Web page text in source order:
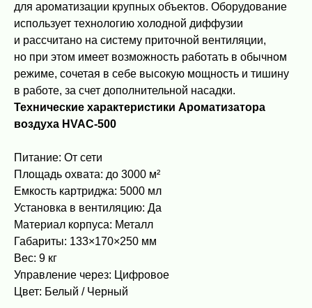
для ароматизации крупных объектов. Оборудование
использует технологию холодной диффузии
и рассчитано на систему приточной вентиляции,
но при этом имеет возможность работать в обычном
режиме, сочетая в себе высокую мощность и тишину
в работе, за счет дополнительной насадки.
Технические характеристики Ароматизатора
воздуха HVAC-500
Питание: От сети
Площадь охвата: до 3000 м²
Емкость картриджа: 5000 мл
Установка в вентиляцию: Да
Материал корпуса: Металл
Габариты: 133×170×250 мм
Вес: 9 кг
Управление через: Цифровое
Цвет: Белый / Черный